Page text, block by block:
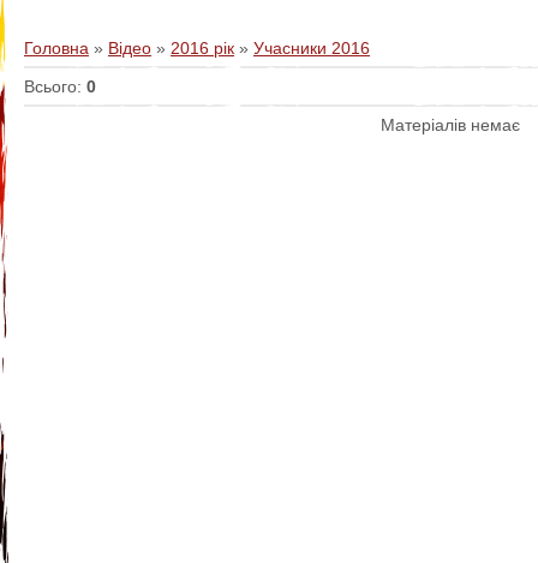
Головна » Відео » 2016 рік » Учасники 2016
Всього: 0
Матеріалів немає